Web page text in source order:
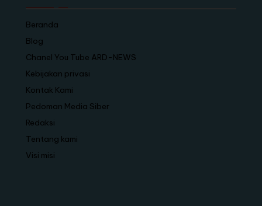
Beranda
Blog
Chanel You Tube ARD-NEWS
Kebijakan privasi
Kontak Kami
Pedoman Media Siber
Redaksi
Tentang kami
Visi misi